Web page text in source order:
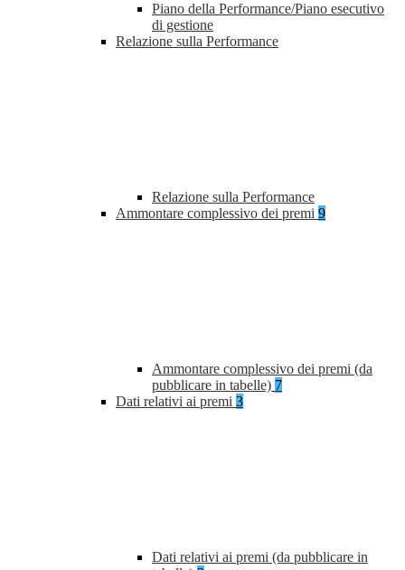
Piano della Performance/Piano esecutivo
di gestione
Relazione sulla Performance
Relazione sulla Performance
Ammontare complessivo dei premi 9
Ammontare complessivo dei premi (da
pubblicare in tabelle) 7
Dati relativi ai premi 3
Dati relativi ai premi (da pubblicare in